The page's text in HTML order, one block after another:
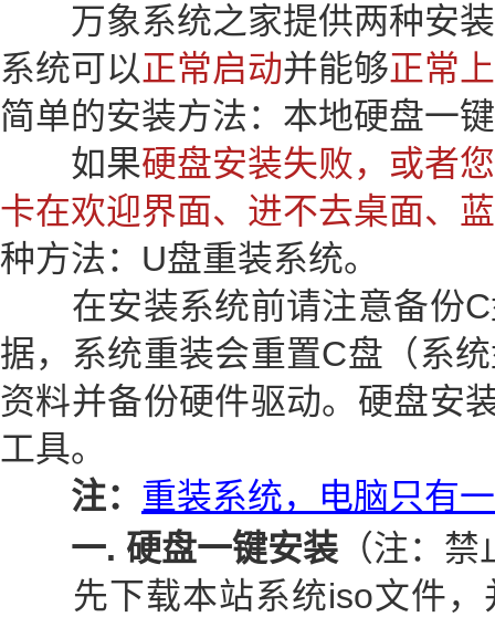
万象系统之家提供两种安
系统可以正常启动并能够正常
简单的安装方法：本地硬盘一
如果硬盘安装失败，或者
卡在欢迎界面、进不去桌面、
种方法：U盘重装系统。
在安装系统前请注意备份C
据，系统重装会重置C盘（系
资料并备份硬件驱动。硬盘安
工具。
注： 重装系统，电脑只有
一. 硬盘一键安装 （注：
先下载本站系统iso文件，